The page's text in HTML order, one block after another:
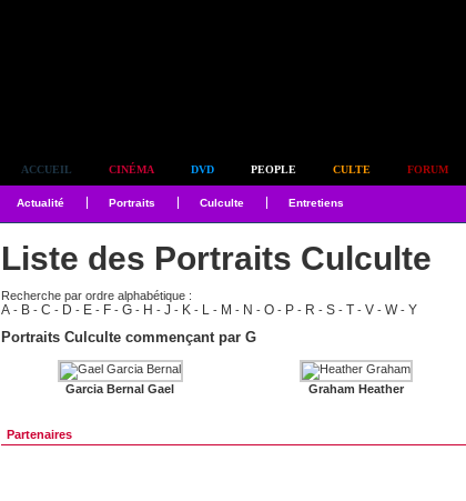
ACCUEIL CINÉMA DVD PEOPLE CULTE FORUM
Actualité Portraits Culculte Entretiens
Liste des Portraits Culculte
Recherche par ordre alphabétique :
A - B - C - D - E - F - G - H - J - K - L - M - N - O - P - R - S - T - V - W- Y
Portraits Culculte commençant par G
Garcia Bernal Gael Graham Heather
Partenaires